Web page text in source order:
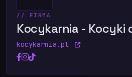
// FIRMA
Kocykarnia - Kocyki
kocykarnia.pl